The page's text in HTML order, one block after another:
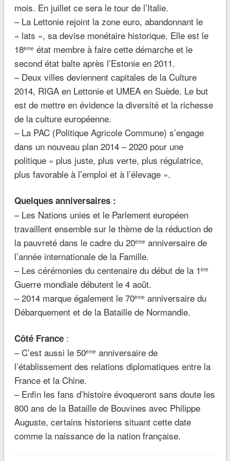
mois. En juillet ce sera le tour de l’Italie.
– La Lettonierejoint la zone euro, abandonnant le
« lats », sa devise monétaire historique. Elle est le
18ème état membre à faire cette démarche et le
second état balte après l’Estonie en 2011.
– Deux villes deviennent capitales de la Culture
2014, RIGAen Lettonie et UMEAen Suède. Le but
est de mettre en évidence la diversité et la richesse
de la culture européenne.
– La PAC(Politique Agricole Commune) s’engage
dans un nouveau plan 2014 – 2020 pour une
politique « plus juste, plus verte, plus régulatrice,
plus favorable à l’emploi et à l’élevage ».
Quelques anniversaires :
– Les Nations unies et le Parlement européen
travaillent ensemble sur le thème de la réduction de
la pauvreté dans le cadre du 20ème anniversaire de
l’année internationale de la Famille.
– Les cérémonies du centenairedu début de la 1 ère
Guerre mondiale débutent le 4 août.
– 2014 marque également le 70ème anniversairedu
Débarquement et de la Bataille de Normandie.
Côté France:
– C’est aussi le 50ème anniversaire de
l’établissement des relations diplomatiques entre la
France et la Chine.
– Enfin les fans d’histoire évoqueront sans doute les
800 ans de la Bataille de Bouvines avec Philippe
Auguste, certains historiens situant cette date
comme la naissance de la nation française.